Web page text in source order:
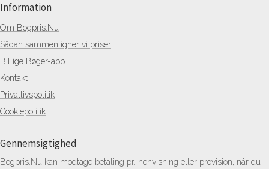
Information
Om Bogpris.Nu
Sådan sammenligner vi priser
Billige Bøger-app
Kontakt
Privatlivspolitik
Cookiepolitik
Gennemsigtighed
Bogpris.Nu kan modtage betaling pr. henvisning eller provision, når du